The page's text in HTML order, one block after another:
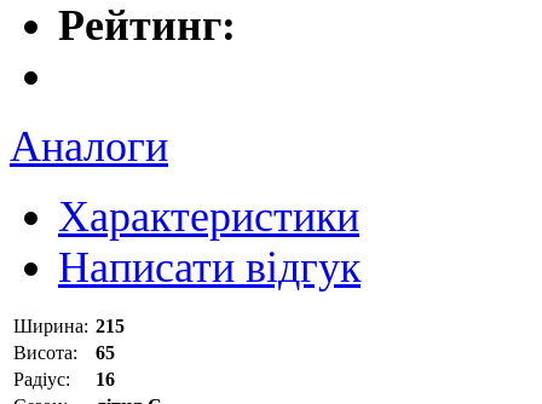
Рейтинг:
Аналоги
Характеристики
Написати відгук
Ширина: 215
Висота:
65
Радіус:
16